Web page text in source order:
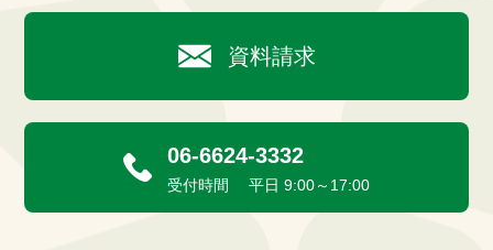
資料請求
06-6624-3332
受付時間 平日 9:00～17:00